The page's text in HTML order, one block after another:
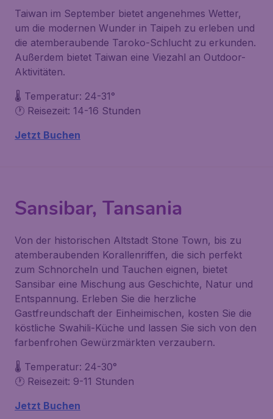
Taiwan im September bietet angenehmes Wetter,
um die modernen Wunder in Taipeh zu erleben und
die atemberaubende Taroko-Schlucht zu erkunden.
Außerdem bietet Taiwan eine Viezahl an Outdoor-
Aktivitäten.
🌡️ Temperatur: 24-31°
🕐 Reisezeit: 14-16 Stunden
Jetzt Buchen
Sansibar, Tansania
Von der historischen Altstadt Stone Town, bis zu
atemberaubenden Korallenriffen, die sich perfekt
zum Schnorcheln und Tauchen eignen, bietet
Sansibar eine Mischung aus Geschichte, Natur und
Entspannung. Erleben Sie die herzliche
Gastfreundschaft der Einheimischen, kosten Sie die
köstliche Swahili-Küche und lassen Sie sich von den
farbenfrohen Gewürzmärkten verzaubern.
🌡️ Temperatur: 24-30°
🕐 Reisezeit: 9-11 Stunden
Jetzt Buchen